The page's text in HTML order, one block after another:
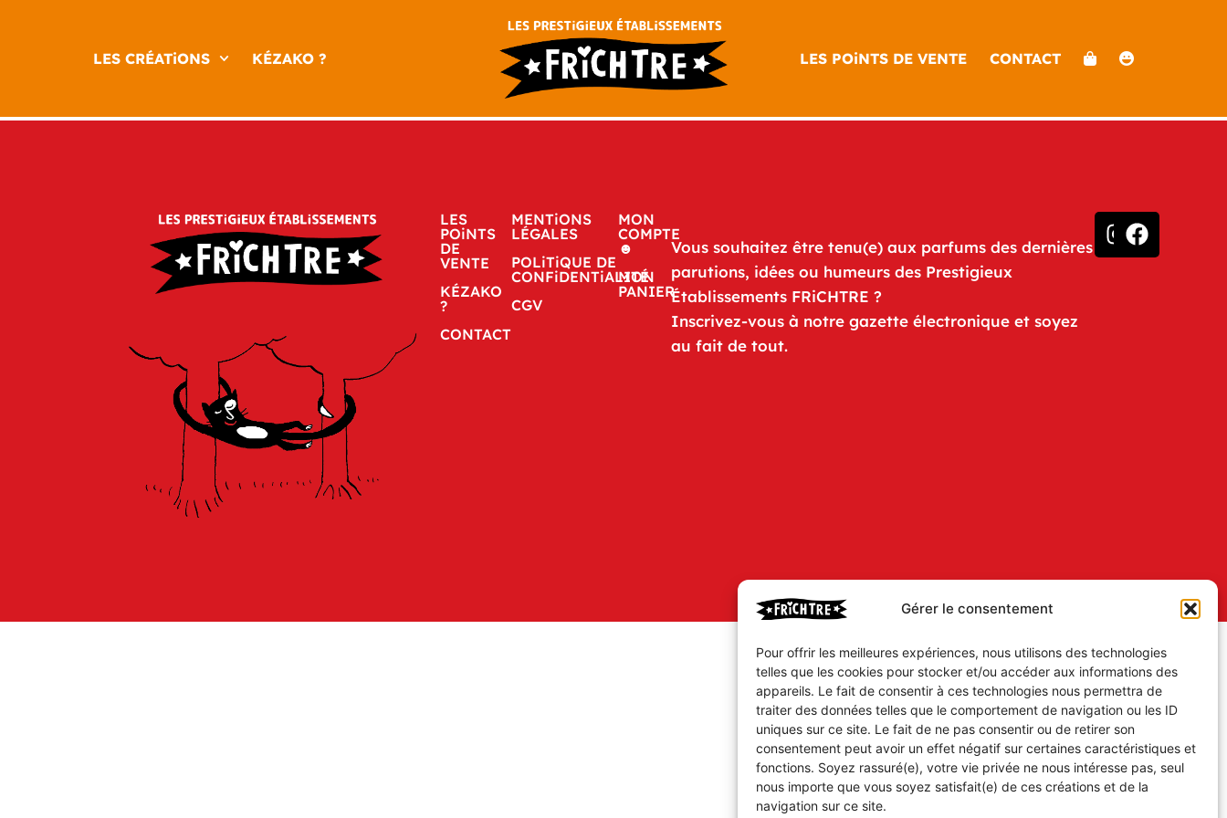
Gérer le consentement
Pour offrir les meilleures expériences, nous utilisons des technologies
telles que les cookies pour stocker et/ou accéder aux informations des
appareils. Le fait de consentir à ces technologies nous permettra de
traiter des données telles que le comportement de navigation ou les ID
uniques sur ce site. Le fait de ne pas consentir ou de retirer son
consentement peut avoir un effet négatif sur certaines caractéristiques et
fonctions. Soyez rassuré(e), votre vie privée ne nous intéresse pas, seul
nous importe que vous soyez satisfait(e) de ces créations et de la
navigation sur ce site.
LES CRÉATiONS KÉZAKO ? LES POiNTS DE VENTE CONTACT
LES
POiNTS
DE
VENTE
KÉZAKO
?
CONTACT
MENTiONS
LÉGALES
POLiTiQUE DE
CONFiDENTiALITÉ
CGV
MON
COMPTE
☻
MON
PANIER
Vous souhaitez être tenu(e) aux parfums des dernières
parutions, idées ou humeurs des Prestigieux
Établissements FRiCHTRE ?
Inscrivez-vous à notre gazette électronique et soyez
au fait de tout.